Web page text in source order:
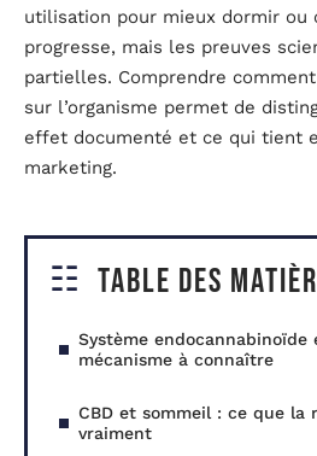
utilisation pour mieux dormir ou
progresse, mais les preuves
partielles. Comprendre
sur l’organisme permet de
effet documenté et ce qui tient
marketing.
Table des
Système endocannabinoïde
mécanisme à connaître
CBD et sommeil : ce que la
vraiment